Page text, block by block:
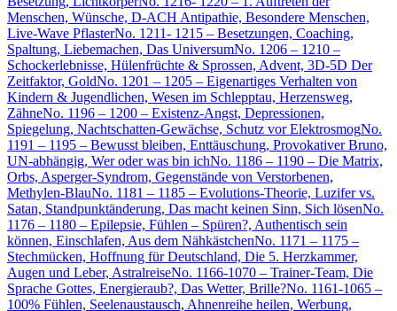
Menschen, Wünsche, D-ACH Antipathie, Besondere Menschen,
Live-Wave PflasterNo. 1211- 1215 – Besetzungen, Coaching,
Spaltung, Liebemachen, Das UniversumNo. 1206 – 1210 –
Schockerlebnisse, Hülenfrüchte & Sprossen, Advent, 3D-5D Der
Zeitfaktor, GoldNo. 1201 – 1205 – Eigenartiges Verhalten von
Kindern & Jugendlichen, Wesen im Schlepptau, Herzensweg,
ZähneNo. 1196 – 1200 – Existenz-Angst, Depressionen,
Spiegelung, Nachtschatten-Gewächse, Schutz vor ElektrosmogNo.
1191 – 1195 – Bewusst bleiben, Enttäuschung, Provokativer Bruno,
UN-abhängig, Wer oder was bin ichNo. 1186 – 1190 – Die Matrix,
Orbs, Asperger-Syndrom, Gegenstände von Verstorbenen,
Methylen-BlauNo. 1181 – 1185 – Evolutions-Theorie, Luzifer vs.
Satan, Standpunktänderung, Das macht keinen Sinn, Sich lösenNo.
1176 – 1180 – Epilepsie, Fühlen – Spüren?, Authentisch sein
können, Einschlafen, Aus dem NähkästchenNo. 1171 – 1175 –
Stechmücken, Hoffnung für Deutschland, Die 5. Herzkammer,
Augen und Leber, AstralreiseNo. 1166-1070 – Trainer-Team, Die
Sprache Gottes, Energieraub?, Das Wetter, Brille?No. 1161-1065 –
100% Fühlen, Seelenaustausch, Ahnenreihe heilen, Werbung,